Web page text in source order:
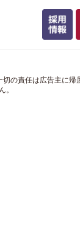
の責任は広告主に帰